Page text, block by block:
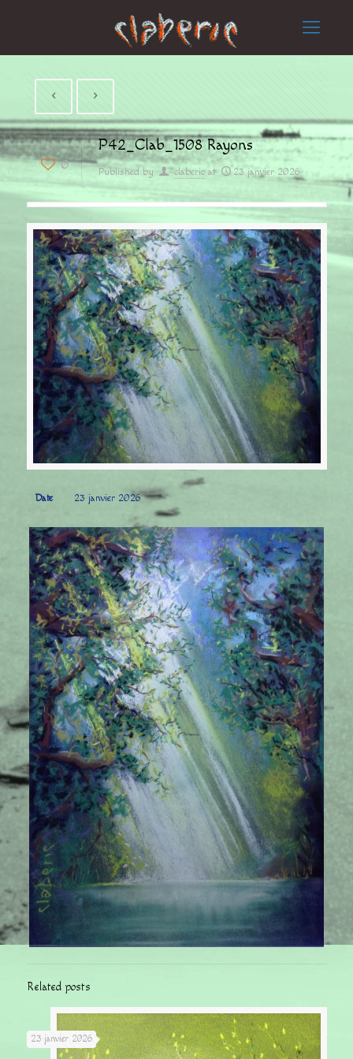
0
P42_Clab_1508 Rayons
Published by claberic at 23 janvier 2026
Date 23 janvier 2026
Related posts
23 janvier 2026